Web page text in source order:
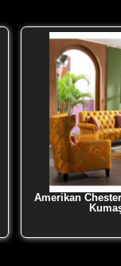
Amerikan